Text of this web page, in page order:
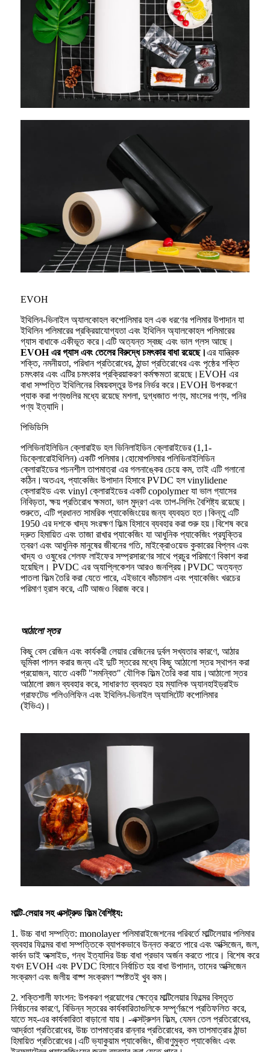
EVOH
ইথিলিন-ভিনাইল অ্যালকোহল কপোলিমার হল এক ধরণের পলিমার উপাদান যা
ইথিলিন পলিমারের প্রক্রিয়াযোগ্যতা এবং ইথিলিন অ্যালকোহল পলিমারের
গ্যাস বাধাকে একীভূত করে।এটি অত্যন্ত স্বচ্ছ এবং ভাল গ্লস আছে।
EVOH এর গ্যাস এবং তেলের বিরুদ্ধে চমৎকার বাধা রয়েছে।এর যান্ত্রিক
শক্তি, নমনীয়তা, পরিধান প্রতিরোধের, ঠান্ডা প্রতিরোধের এবং পৃষ্ঠের শক্তি
চমৎকার এবং এটির চমৎকার প্রক্রিয়াকরণ কর্মক্ষমতা রয়েছে।EVOH এর
বাধা সম্পত্তি ইথিলিনের বিষয়বস্তুর উপর নির্ভর করে।EVOH উপকরণে
প্যাক করা পণ্যগুলির মধ্যে রয়েছে মশলা, দুগ্ধজাত পণ্য, মাংসের পণ্য, পনির
পণ্য ইত্যাদি।
পিভিডিসি
পলিভিনাইলিডিন ক্লোরাইড হল ভিনিলাইডিন ক্লোরাইডের (1,1-
ডিক্লোরোইথিলিন) একটি পলিমার।হোমোপলিমার পলিভিনাইলিডিন
ক্লোরাইডের পচনশীল তাপমাত্রা এর গলনাঙ্কের চেয়ে কম, তাই এটি গলানো
কঠিন।অতএব, প্যাকেজিং উপাদান হিসাবে PVDC হল vinylidene
ক্লোরাইড এবং vinyl ক্লোরাইডের একটি copolymer যা ভাল গ্যাসের
নিবিড়তা, ক্ষয় প্রতিরোধ ক্ষমতা, ভাল মুদ্রণ এবং তাপ-সিলিং বৈশিষ্ট্য রয়েছে।
শুরুতে, এটি প্রধানত সামরিক প্যাকেজিংয়ের জন্য ব্যবহৃত হত।কিন্তু এটি
1950 এর দশকে খাদ্য সংরক্ষণ ফিল্ম হিসাবে ব্যবহার করা শুরু হয়।বিশেষ করে
দ্রুত হিমায়িত এবং তাজা রাখার প্যাকেজিং যা আধুনিক প্যাকেজিং প্রযুক্তির
ত্বরণ এবং আধুনিক মানুষের জীবনের গতি, মাইক্রোওয়েভ কুকারের বিপ্লব এবং
খাদ্য ও ওষুধের শেলফ লাইফের সম্প্রসারণের সাথে প্রচুর পরিমাণে বিকাশ করা
হয়েছিল। PVDC এর অ্যাপ্লিকেশন আরও জনপ্রিয়।PVDC অত্যন্ত
পাতলা ফিল্ম তৈরি করা যেতে পারে, এইভাবে কাঁচামাল এবং প্যাকেজিং খরচের
পরিমাণ হ্রাস করে, এটি আজও বিরাজ করে।
আঠালো স্তর
কিছু বেস রেজিন এবং কার্যকরী লেয়ার রেজিনের দুর্বল সখ্যতার কারণে, আঠার
ভূমিকা পালন করার জন্য এই দুটি স্তরের মধ্যে কিছু আঠালো স্তর স্থাপন করা
প্রয়োজন, যাতে একটি "সমন্বিত" যৌগিক ফিল্ম তৈরি করা যায়।আঠালো স্তর
আঠালো রজন ব্যবহার করে, সাধারণত ব্যবহৃত হয় ম্যালিক অ্যানহাইড্রাইড
গ্রাফটেড পলিওলিফিন এবং ইথিলিন-ভিনাইল অ্যাসিটেট কপোলিমার
(ইভিএ)।
মাল্টি-লেয়ার সহ এক্সট্রুড ফিল্ম বৈশিষ্ট্য:
1. উচ্চ বাধা সম্পত্তি: monolayer পলিমারাইজেশনের পরিবর্তে মাল্টিলেয়ার পলিমার
ব্যবহার ফিল্মের বাধা সম্পত্তিকে ব্যাপকভাবে উন্নত করতে পারে এবং অক্সিজেন, জল,
কার্বন ডাই অক্সাইড, গন্ধ ইত্যাদির উচ্চ বাধা প্রভাব অর্জন করতে পারে। বিশেষ করে
যখন EVOH এবং PVDC হিসাবে নির্বাচিত হয় বাধা উপাদান, তাদের অক্সিজেন
সংক্রমণ এবং জলীয় বাষ্প সংক্রমণ স্পষ্টতই খুব কম।
2. শক্তিশালী ফাংশন: উপকরণ প্রয়োগের ক্ষেত্রে মাল্টিলেয়ার ফিল্মের বিস্তৃত
নির্বাচনের কারণে, বিভিন্ন স্তরের কার্যকারিতাগুলিকে সম্পূর্ণরূপে প্রতিফলিত করে,
যাতে সহ-এর কার্যকারিতা বাড়ানো যায়। -এক্সট্রুশন ফিল্ম, যেমন তেল প্রতিরোধের,
আর্দ্রতা প্রতিরোধের, উচ্চ তাপমাত্রার রান্নার প্রতিরোধের, কম তাপমাত্রার ঠান্ডা
হিমায়িত প্রতিরোধের।এটি ভ্যাকুয়াম প্যাকেজিং, জীবাণুমুক্ত প্যাকেজিং এবং